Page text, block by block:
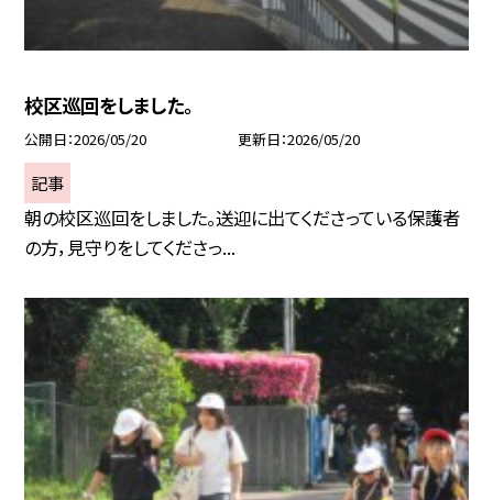
校区巡回をしました。
公開日 2026/05/20 更新日 2026/05/20
記事
朝の校区巡回をしました。送迎に出てくださっている保護者
の方，見守りをしてくださっ...